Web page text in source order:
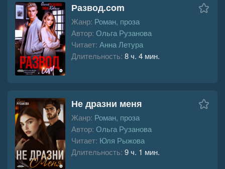
Развод.com
Жанр: Роман, проза
Автор: Ольга Рузанова
Читает: Анна Летура
Длительность: 8 ч. 4 мин.
Не дразни меня
Жанр: Роман, проза
Автор: Ольга Рузанова
Читает: Юля Рыжова
Длительность: 9 ч. 1 мин.